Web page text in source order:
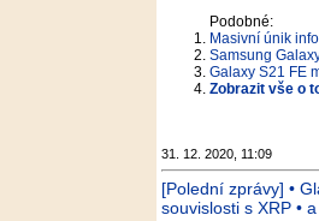
Podobné:
Masivní únik
Samsung
Galaxy S21 FE
Zobrazit vše o
31. 12. 2020, 11:09
[Polední zprávy] •
souvislosti s XRP •